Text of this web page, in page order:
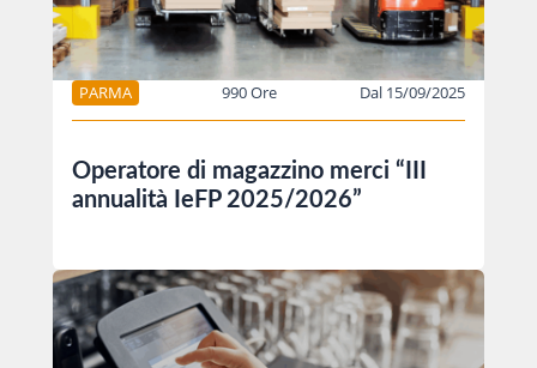
PARMA 990 Ore Dal 15/09/2025
Operatore di magazzino merci “III
annualità IeFP 2025/2026”